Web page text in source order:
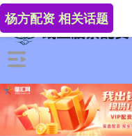
杨方配资 相关话题